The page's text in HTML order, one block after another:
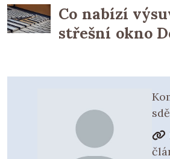
Co nabízí
střešní okno